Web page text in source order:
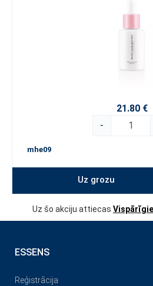
21.80 €
-
mhe09
Uz grozu
Uz šo akciju attiecas
ESSENS
Reģistrācija